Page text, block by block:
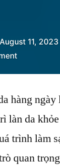
August 11, 2023
on
lành
sữa
rửa
hàng
làn da
trình làm
quan